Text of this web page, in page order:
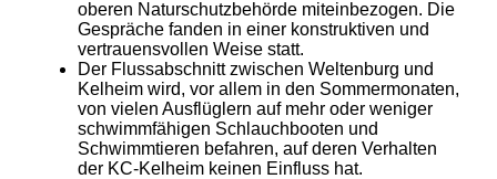
oberen Naturschutzbehörde miteinbezogen. Die
Gespräche fanden in einer konstruktiven und
vertrauensvollen Weise statt.
Der Flussabschnitt zwischen Weltenburg und
Kelheim wird, vor allem in den Sommermonaten,
von vielen Ausflüglern auf mehr oder weniger
schwimmfähigen Schlauchbooten und
Schwimmtieren befahren, auf deren Verhalten
der KC-Kelheim keinen Einfluss hat.